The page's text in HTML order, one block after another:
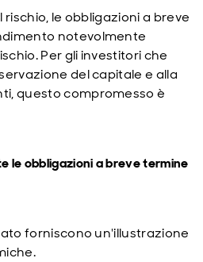
rischio, le obbligazioni a breve
notevolmente
Per gli investitori che
del capitale e alla
questo compromesso è
le obbligazioni a breve termine
forniscono un'illustrazione